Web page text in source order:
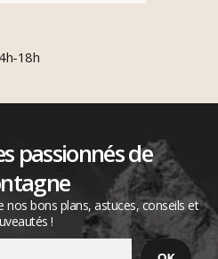
18h
passionnés de
nos bons plans, astuces, conseils et
!